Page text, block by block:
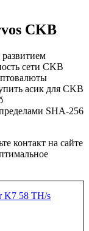
CKB
сети CKB
асик для CKB
SHA-256
контакт на сайте